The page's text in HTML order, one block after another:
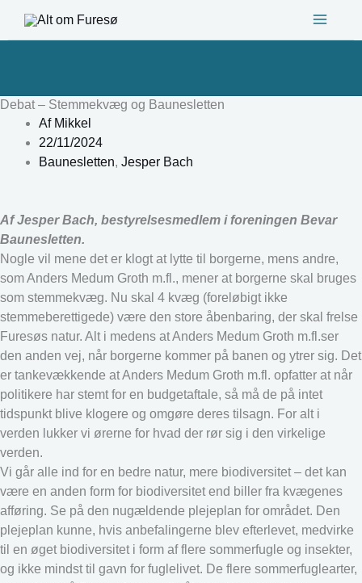
Debat – Stemmekvæg og Baunesletten
AfMikkel
22/11/2024
Baunesletten, Jesper Bach
Af Jesper Bach, bestyrelsesmedlem i foreningen Bevar
Baunesletten.
Nogle vil mene det er klogt at lytte til borgerne, mens andre,
som Anders Medum Groth m.fl., mener at borgerne skal bruges
som stemmekvæg. Nu skal 4 kvæg (foreløbigt ikke
stemmeberettigede) være den store åbenbaring, der skal frelse
Furesøs natur. Alt i medens at Anders Medum Groth m.fl.ser
den anden vej, når borgerne kommer på banen og ytrer sig. Det
er tankevækkende at Anders Medum Groth m.fl. opfatter at når
politikere har stemt for en budgetaftale, så må de på intet
tidspunkt blive klogere og omgøre deres tilsagn. For alt i
verden lukker vi ørerne for hvad der rør sig i den virkelige
verden.
Vi går alle ind for en bedre natur, mere biodiversitet – det kan
være en anden form for biodiversitet end biller fra kvægenes
afføring. Se på den nugældende plejeplan for området. Den
plejeplan kunne, hvis anbefalingerne blev efterlevet, medvirke
til en øget biodiversitet i form af flere sommerfugle og insekter,
og ikke mindst til gavn for fuglelivet. De flere sommerfuglearter,